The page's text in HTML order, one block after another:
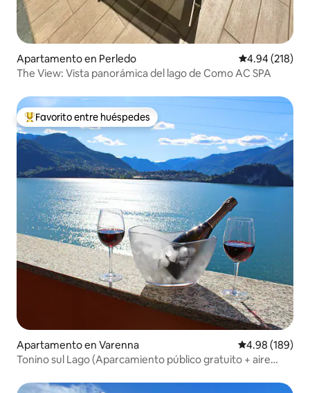
Apartamento en Perledo Calificación
4.94 (218)
The View: Vista panorámica del lago de Como AC SPA
Favorito entre huéspedes preferido
Favorito entre huéspedes
Apartamento en Varenna Calificación
4.98 (189)
Tonino sul Lago (Aparcamiento público gratuito + aire